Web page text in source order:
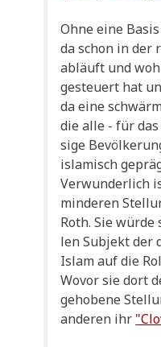
Ohne eine
da schon in der
abläuft und
gesteu­ert hat
da eine
die alle - für
si­ge
isla­misch
Ver­wun­der­lich
min­de­ren
Roth. Sie
len Sub­jekt der
Islam auf die
Wovor sie dort
ge­ho­be­ne
ande­ren ihr